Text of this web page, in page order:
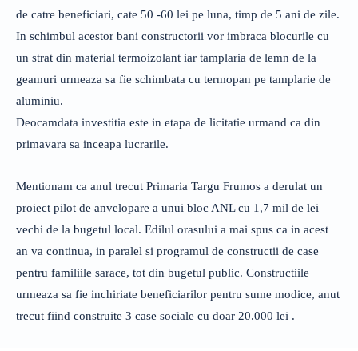
de catre beneficiari, cate 50 -60 lei pe luna, timp de 5 ani de zile.
In schimbul acestor bani constructorii vor imbraca blocurile cu
un strat din material termoizolant iar tamplaria de lemn de la
geamuri urmeaza sa fie schimbata cu termopan pe tamplarie de
aluminiu.
Deocamdata investitia este in etapa de licitatie urmand ca din
primavara sa inceapa lucrarile.
Mentionam ca anul trecut Primaria Targu Frumos a derulat un
proiect pilot de anvelopare a unui bloc ANL cu 1,7 mil de lei
vechi de la bugetul local. Edilul orasului a mai spus ca in acest
an va continua, in paralel si programul de constructii de case
pentru familiile sarace, tot din bugetul public. Constructiile
urmeaza sa fie inchiriate beneficiarilor pentru sume modice, anut
trecut fiind construite 3 case sociale cu doar 20.000 lei .